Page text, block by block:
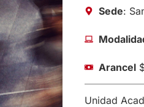
Sede:
Arancel
Unidad